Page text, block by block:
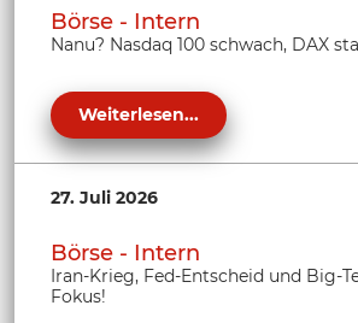
Börse - Intern
Nanu? Nasdaq 100 schwach, DAX
Weiterlesen...
27. Juli 2026
Börse - Intern
Iran-Krieg, Fed-Entscheid und Big-
Fokus!